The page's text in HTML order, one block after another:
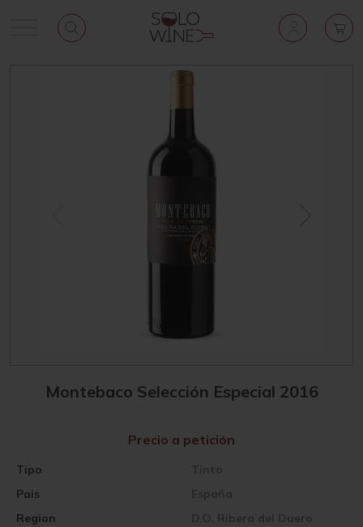
Montebaco Selección Especial 2016
Pais España
Region D.O. Ribera del Duero
Tipo Tinto
Precio a petición